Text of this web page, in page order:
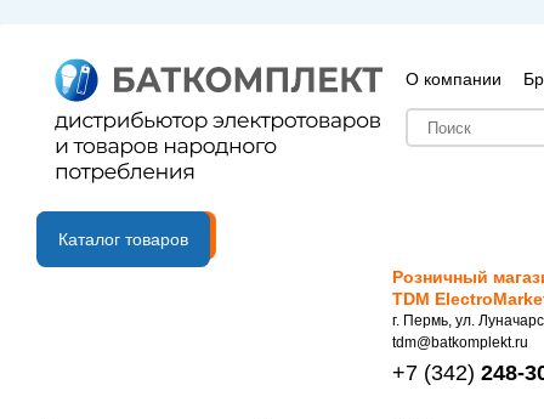
О компании
B2B портал
Каталог товаров
Розничный
TDM
г. Пермь, ул.
tdm@batkomplekt.ru
+7 (342) 248-